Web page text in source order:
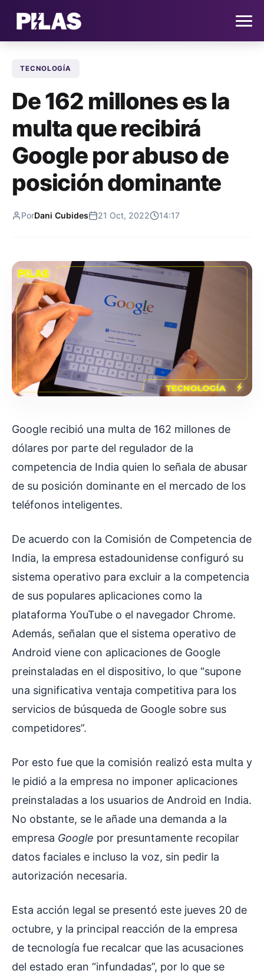
NOTICIAS
QUIÉNES SOMOS
CONTACTO
SUSCRÍBETE
TECNOLOGÍA
De 162 millones es la
multa que recibirá
Google por abuso de
posición dominante
PorDani Cubides 21 Oct, 2022 14:17
Google recibió una multa de 162 millones de
dólares por parte del regulador de la
competencia de India quien lo señala de abusar
de su posición dominante en el mercado de los
teléfonos inteligentes.
De acuerdo con la Comisión de Competencia de
India, la empresa estadounidense configuró su
sistema operativo para excluir a la competencia
de sus populares aplicaciones como la
plataforma YouTube o el navegador Chrome.
Además, señalan que el sistema operativo de
Android viene con aplicaciones de Google
preinstaladas en el dispositivo, lo que “supone
una significativa ventaja competitiva para los
servicios de búsqueda de Google sobre sus
competidores”.
Por esto fue que la comisión realizó esta multa y
le pidió a la empresa no imponer aplicaciones
preinstaladas a los usuarios de Android en India.
No obstante, se le añade una demanda a la
empresa Google por presuntamente recopilar
datos faciales e incluso la voz, sin pedir la
autorización necesaria.
Esta acción legal se presentó este jueves 20 de
octubre, y la principal reacción de la empresa
de tecnología fue recalcar que las acusaciones
del estado eran “infundadas”, por lo que se